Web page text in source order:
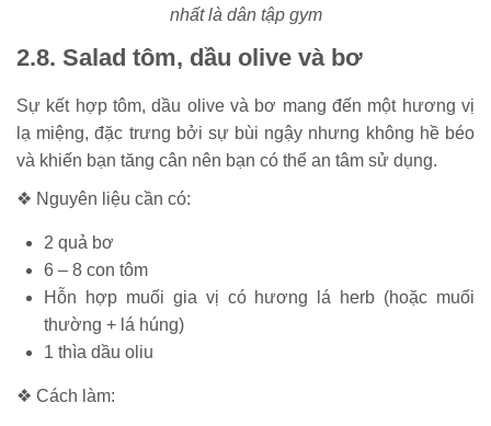
nhất là dân tập gym
2.8. Salad tôm, dầu olive và bơ
Sự kết hợp tôm, dầu olive và bơ mang đến một hương vị
lạ miệng, đặc trưng bởi sự bùi ngậy nhưng không hề béo
và khiến bạn tăng cân nên bạn có thể an tâm sử dụng.
❖ Nguyên liệu cần có:
2 quả bơ
6 – 8 con tôm
Hỗn hợp muối gia vị có hương lá herb (hoặc muối
thường + lá húng)
1 thìa dầu oliu
❖ Cách làm: